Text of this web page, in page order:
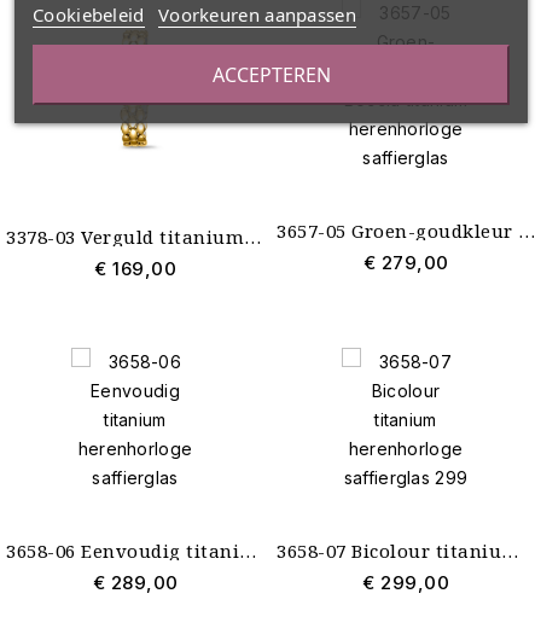
3378-03 Verguld titanium Boccia dameshorloge met trendy band
€ 169,00
3657-05 Groen-goudkleur Boccia titanium herenhorloge saffierglas
€ 279,00
3658-06 Eenvoudig titanium herenhorloge saffierglas
€ 289,00
3658-07 Bicolour titanium herenhorloge saffierglas
€ 299,00
Cookiebeleid Voorkeuren aanpassen
ACCEPTEREN